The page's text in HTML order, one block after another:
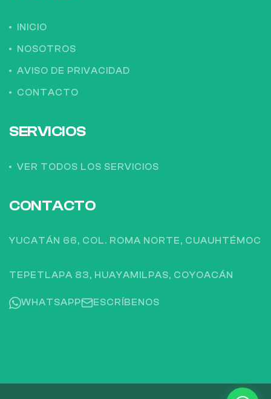
INICIO
NOSOTROS
AVISO DE PRIVACIDAD
CONTACTO
SERVICIOS
VER TODOS LOS SERVICIOS
CONTACTO
YUCATÁN 66, COL. ROMA NORTE, CUAUHTÉMOC
TEPETLAPA 83, HUAYAMILPAS, COYOACÁN
WHATSAPP ESCRÍBENOS